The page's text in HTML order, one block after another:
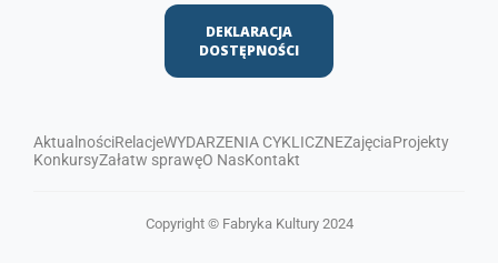
DEKLARACJA
DOSTĘPNOŚCI
AktualnościRelacjeWYDARZENIA CYKLICZNEZajęciaProjekty
KonkursyZałatw sprawęO NasKontakt
Copyright © Fabryka Kultury 2024